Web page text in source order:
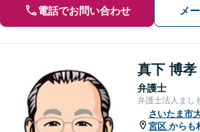
電話でお問い合わせ メ
真下 博孝
弁護士
弁護士法人まし
さいたま市
宮区 からも